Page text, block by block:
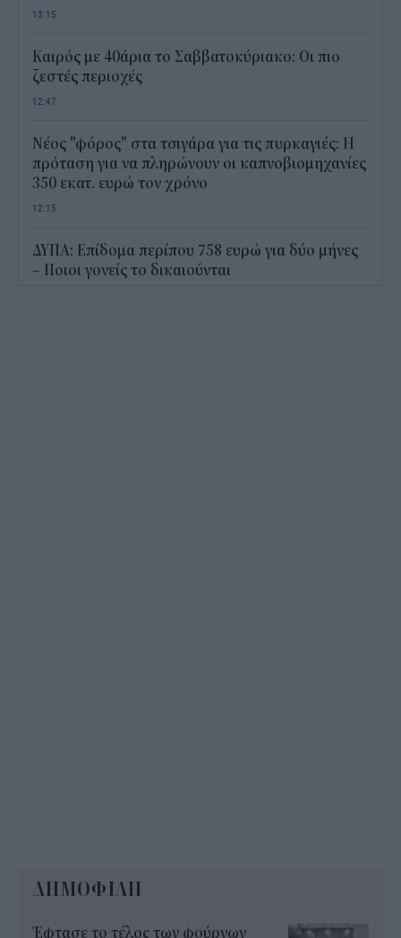
13:15
Καιρός με 40άρια το Σαββατοκύριακο: Οι πιο
ζεστές περιοχές
12:47
Νέος "φόρος" στα τσιγάρα για τις πυρκαγιές: Η
πρόταση για να πληρώνουν οι καπνοβιομηχανίες
350 εκατ. ευρώ τον χρόνο
12:15
ΔΥΠΑ: Επίδομα περίπου 758 ευρώ για δύο μήνες
– Ποιοι γονείς το δικαιούνται
ΔΗΜΟΦΙΛΗ
Έφτασε το τέλος των φούρνων